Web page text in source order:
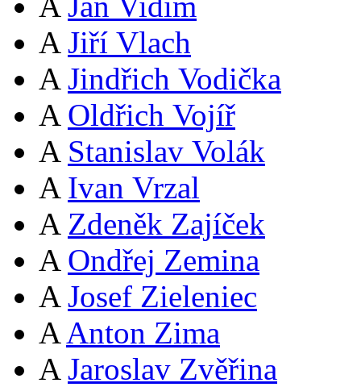
A Jiří Vlach
A Jindřich Vodička
A Oldřich Vojíř
A Stanislav Volák
A Ivan Vrzal
A Zdeněk Zajíček
A Ondřej Zemina
A Josef Zieleniec
A Anton Zima
A Jaroslav Zvěřina